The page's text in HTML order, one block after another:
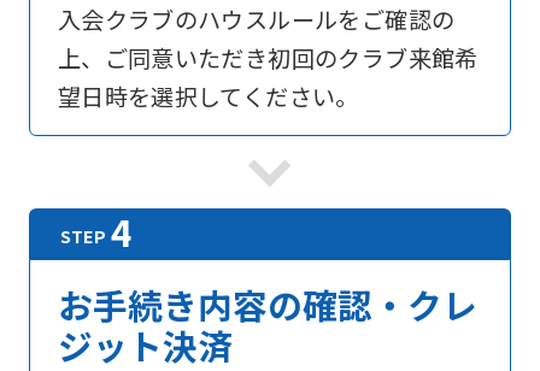
入会クラブのハウスルールをご確認の
上、ご同意いただき初回のクラブ来館希
望日時を選択してください。
お手続き内容の確認・クレ
ジット決済
Central
Sports
official
website
is
translated
into